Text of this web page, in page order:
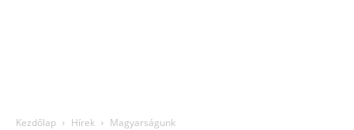
Kezdőlap Hírek Magyarságunk